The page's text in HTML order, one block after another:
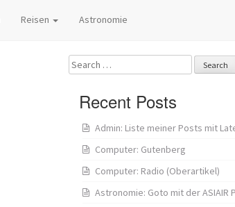
Reisen Astronomie
Search
for:
Recent Posts
Admin: Liste meiner Posts mit
Computer: Gutenberg
Computer: Radio (Oberartikel)
Astronomie: Goto mit der ASIAIR